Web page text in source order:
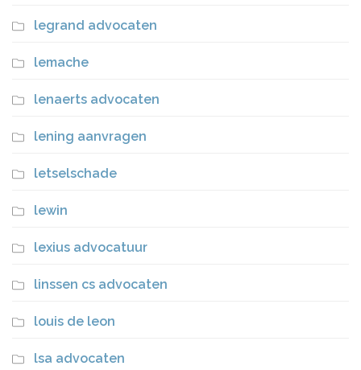
legrand advocaten
lemache
lenaerts advocaten
lening aanvragen
letselschade
lewin
lexius advocatuur
linssen cs advocaten
louis de leon
lsa advocaten